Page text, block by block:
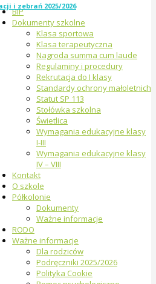
i zebrań 2025/2026
BIP
Dokumenty szkolne
Klasa sportowa
Klasa terapeutyczna
Nagroda summa cum laude
Regulaminy i procedury
Rekrutacja do I klasy
Standardy ochrony małoletnich
Statut SP 113
Stołówka szkolna
Świetlica
Wymagania edukacyjne klasy
I-III
Wymagania edukacyjne klasy
IV – VIII
Kontakt
O szkole
Półkolonie
Dokumenty
Ważne informacje
RODO
Ważne informacje
Dla rodziców
Podręczniki 2025/2026
Polityka Cookie